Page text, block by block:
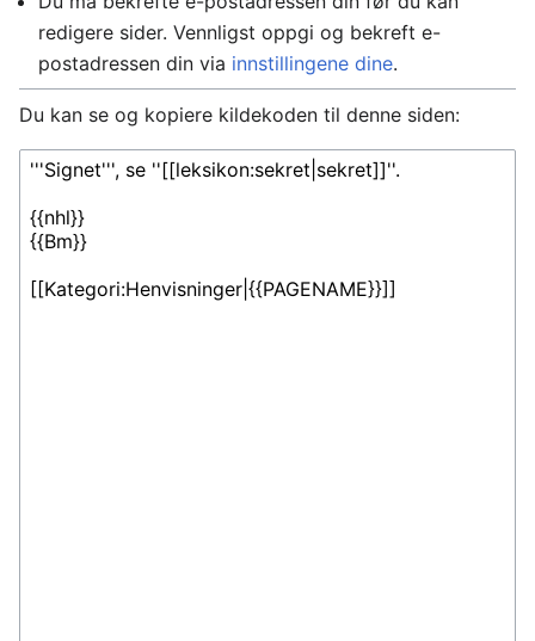
redigere sider. Vennligst oppgi og bekreft e-
postadressen din via innstillingene dine.
Du kan se og kopiere kildekoden til denne siden: